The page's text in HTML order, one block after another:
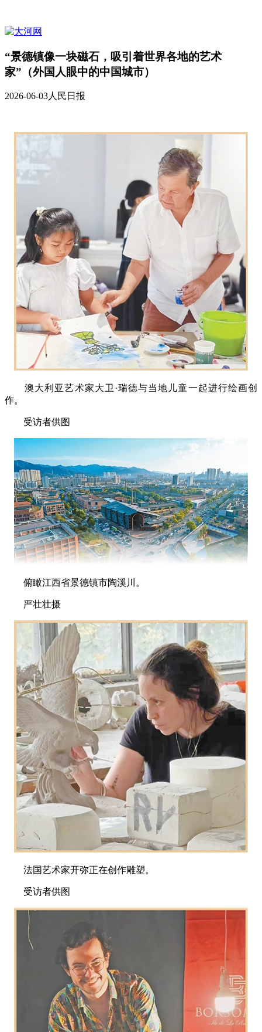
“景德镇像一块磁石，吸引着世界各地的艺术
家”（外国人眼中的中国城市）
2026-06-03人民日报
澳大利亚艺术家大卫·瑞德与当地儿童一起进行绘画创
作。
受访者供图
俯瞰江西省景德镇市陶溪川。
严壮壮摄
法国艺术家开弥正在创作雕塑。
受访者供图